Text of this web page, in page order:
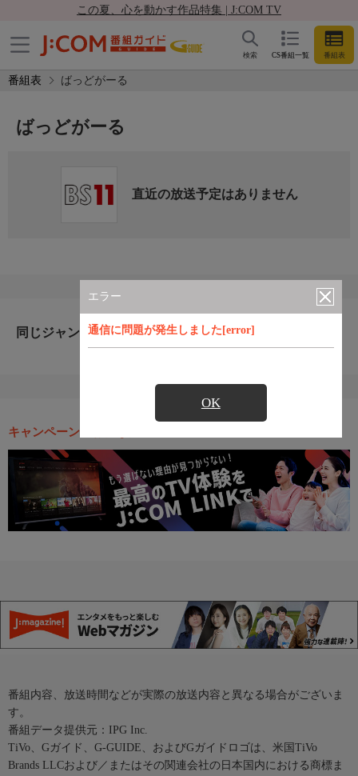
この夏、心を動かす作品特集 | J:COM TV
CS番組一覧 番組表
検索
番組表 ばっどがーる
エラー
通信に問題が発生しました[error]
OK
ばっどがーる
直近の放送予定はありません
同じジャンルのおすすめ番組
キャンペーン・お得な情報
番組内容、放送時間などが実際の放送内容と異なる場合がございま
す。
番組データ提供元：IPG Inc.
TiVo、Gガイド、G-GUIDE、およびGガイドロゴは、米国TiVo
Brands LLCおよび／またはその関連会社の日本国内における商標ま